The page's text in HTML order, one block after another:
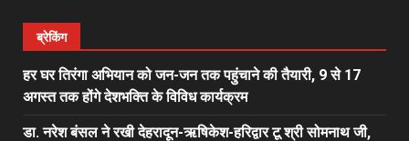
ब्रेकिंग
हर घर तिरंगा अभियान को जन-जन तक पहुंचाने की तैयारी, 9 से 17
अगस्त तक होंगे देशभक्ति के विविध कार्यक्रम
डा. नरेश बंसल ने रखी देहरादून-ऋषिकेश-हरिद्वार टू श्री सोमनाथ जी,